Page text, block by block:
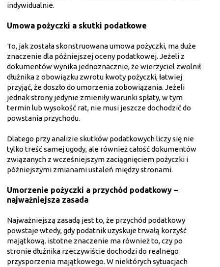
indywidualnie.
Umowa pożyczki a skutki podatkowe
To, jak została skonstruowana umowa pożyczki, ma duże
znaczenie dla późniejszej oceny podatkowej. Jeżeli z
dokumentów wynika jednoznacznie, że wierzyciel zwolnił
dłużnika z obowiązku zwrotu kwoty pożyczki, łatwiej
przyjąć, że doszło do umorzenia zobowiązania. Jeżeli
jednak strony jedynie zmieniły warunki spłaty, w tym
termin lub wysokość rat, nie musi jeszcze dochodzić do
powstania przychodu.
Dlatego przy analizie skutków podatkowych liczy się nie
tylko treść samej ugody, ale również całość dokumentów
związanych z wcześniejszym zaciągnięciem pożyczki i
późniejszymi zmianami ustaleń między stronami.
Umorzenie pożyczki a przychód podatkowy –
najważniejsza zasada
Najważniejszą zasadą jest to, że przychód podatkowy
powstaje wtedy, gdy podatnik uzyskuje trwałą korzyść
majątkową. istotne znaczenie ma również to, czy po
stronie dłużnika rzeczywiście dochodzi do realnego
przysporzenia majątkowego. W niektórych sytuacjach